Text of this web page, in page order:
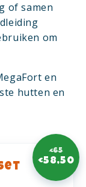
of samen
om
en
hutten en
€65
€58,50
set